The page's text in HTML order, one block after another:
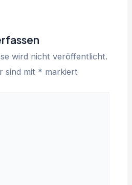
wird nicht veröffentlicht.
sind mit * markiert